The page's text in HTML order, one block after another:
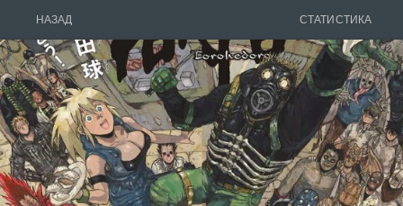
НАЗАД СТАТИСТИКА